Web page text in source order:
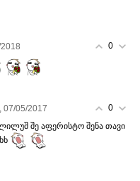
0
0
07/05/2017
შე აფერისტო შენა თავი